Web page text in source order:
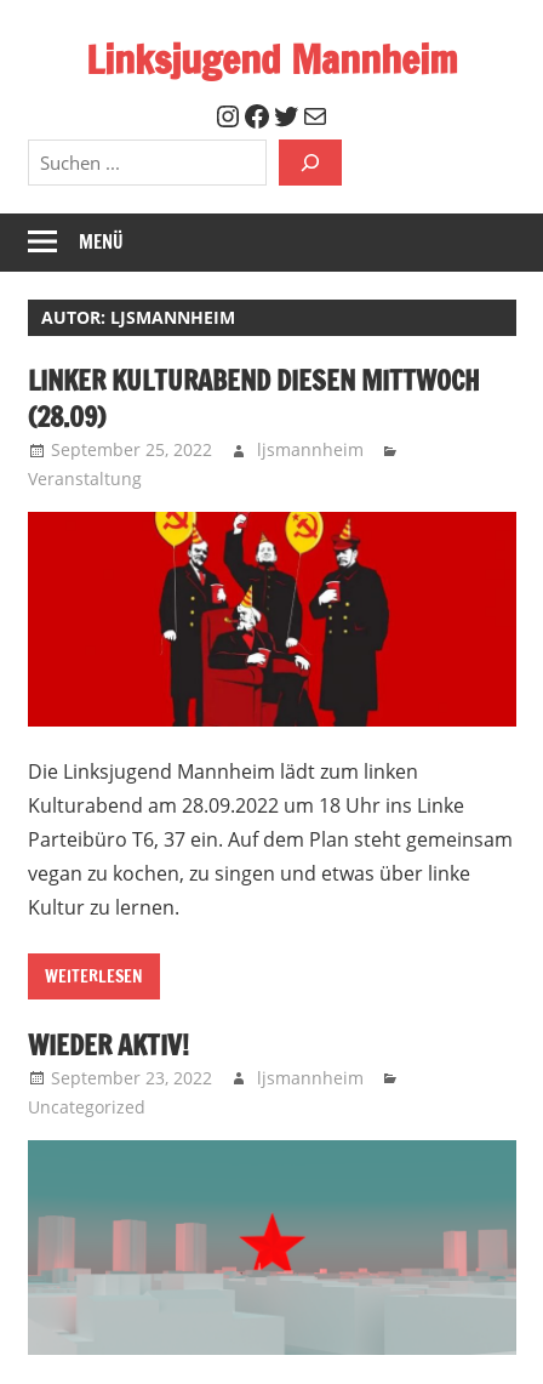
Linksjugend Mannheim
der
Mannheim
Instagram
Facebook
Twitter
Mail
Suchen
MENÜ
AUTOR: LJSMANNHEIM
LINKER KULTURABEND DIESEN MITTWOCH
(28.09)
September 25, 2022
ljsmannheim
Veranstaltung
Die Linksjugend Mannheim lädt zum linken
Kulturabend am 28.09.2022 um 18 Uhr ins Linke
Parteibüro T6, 37 ein. Auf dem Plan steht gemeinsam
vegan zu kochen, zu singen und etwas über linke
Kultur zu lernen.
WEITERLESEN
WIEDER AKTIV!
September 23, 2022
ljsmannheim
Uncategorized